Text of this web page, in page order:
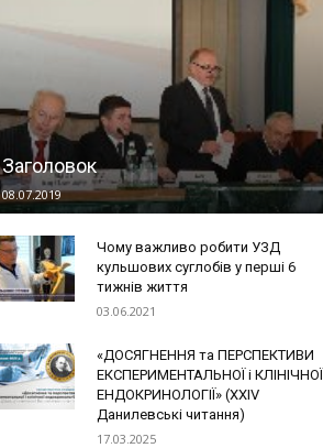
Заголовок
08.07.2019
Чому важливо робити УЗД
кульшових суглобів у перші 6
тижнів життя
03.06.2021
«ДОСЯГНЕННЯ та ПЕРСПЕКТИВИ
ЕКСПЕРИМЕНТАЛЬНОЇ і КЛІНІЧНОЇ
ЕНДОКРИНОЛОГІЇ» (ХХІV
Данилевські читання)
17.03.2025